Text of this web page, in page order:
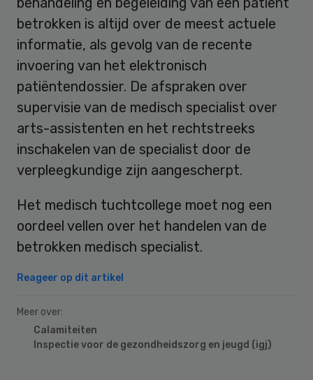
betrokken is altijd over de meest actuele
informatie, als gevolg van de recente
invoering van het elektronisch
patiëntendossier. De afspraken over
supervisie van de medisch specialist over
arts-assistenten en het rechtstreeks
inschakelen van de specialist door de
verpleegkundige zijn aangescherpt.
Het medisch tuchtcollege moet nog een
oordeel vellen over het handelen van de
betrokken medisch specialist.
Reageer op dit artikel
Meer over:
Calamiteiten
Inspectie voor de gezondheidszorg en jeugd (igj)